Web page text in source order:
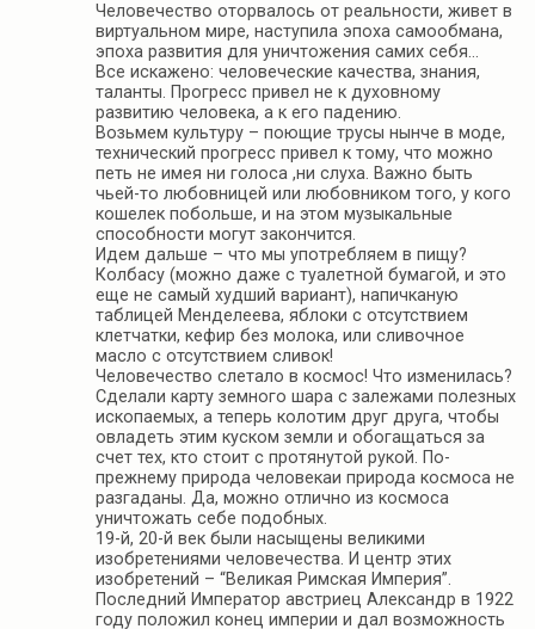
Человечество оторвалось от реальности, живет в
виртуальном мире, наступила эпоха самообмана,
эпоха развития для уничтожения самих себя…
Все искажено: человеческие качества, знания,
таланты. Прогресс привел не к духовному
развитию человека, а к его падению.
Возьмем культуру – поющие трусы нынче в моде,
технический прогресс привел к тому, что можно
петь не имея ни голоса ,ни слуха. Важно быть
чьей-то любовницей или любовником того, у кого
кошелек побольше, и на этом музыкальные
способности могут закончится.
Идем дальше – что мы употребляем в пищу?
Колбасу (можно даже с туалетной бумагой, и это
еще не самый худший вариант), напичканую
таблицей Менделеева, яблоки с отсутствием
клетчатки, кефир без молока, или сливочное
масло с отсутствием сливок!
Человечество слетало в космос! Что изменилась?
Сделали карту земного шара с залежами полезных
ископаемых, а теперь колотим друг друга, чтобы
овладеть этим куском земли и обогащаться за
счет тех, кто стоит с протянутой рукой. По-
прежнему природа человекаи природа космоса не
разгаданы. Да, можно отлично из космоса
уничтожать себе подобных.
19-й, 20-й век были насыщены великими
изобретениями человечества. И центр этих
изобретений – “Великая Римская Империя”.
Последний Император австриец Александр в 1922
году положил конец империи и дал возможность